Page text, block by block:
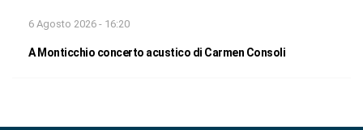
6 Agosto 2026 - 16:20
A Monticchio concerto acustico di Carmen Consoli